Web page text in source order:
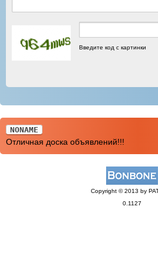
Введите код с картинки
NONAME
Отличная доска объявлений!!!
Copyright © 2013 by
0.1127